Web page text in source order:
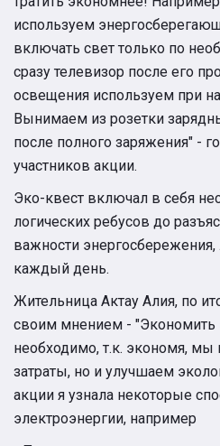
используем
включать свет только по
сразу телевизор после его
освещения используем при
Вынимаем из розетки
после полного заряжения" -
участников акции.
Эко-квест включал в себя
логических ребусов до
важности энергосбережения,
каждый день.
Жительница Актау Алия, по
своим мнением - "Экономить
необходимо, т.к. экономя,
затраты, но и улучшаем
акции я узнала некоторые
электроэнергии, например